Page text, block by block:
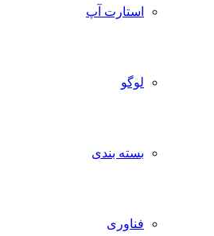
استارت آپ
لوگو
بسته بندی
فناوری